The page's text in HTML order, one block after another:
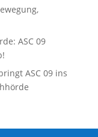
ASC 09
ASC 09 ins